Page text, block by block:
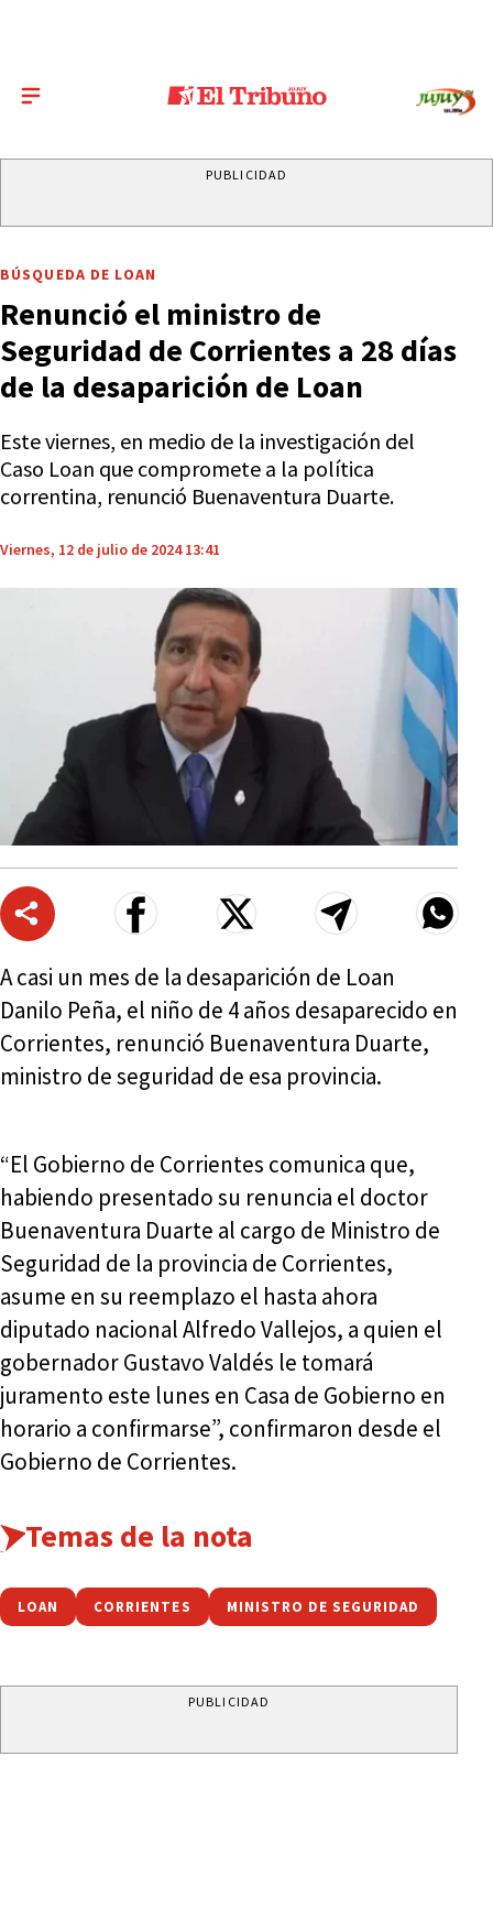
PUBLICIDAD
BÚSQUEDA DE LOAN
Renunció el ministro de
Seguridad de Corrientes a 28 días
de la desaparición de Loan
Este viernes, en medio de la investigación del
Caso Loan que compromete a la política
correntina, renunció Buenaventura Duarte.
Viernes, 12 de julio de 2024 13:41
A casi un mes de la desaparición de Loan
Danilo Peña, el niño de 4 años desaparecido en
Corrientes, renunció Buenaventura Duarte,
ministro de seguridad de esa provincia.
“El Gobierno de Corrientes comunica que,
habiendo presentado su renuncia el doctor
Buenaventura Duarte al cargo de Ministro de
Seguridad de la provincia de Corrientes,
asume en su reemplazo el hasta ahora
diputado nacional Alfredo Vallejos, a quien el
gobernador Gustavo Valdés le tomará
juramento este lunes en Casa de Gobierno en
horario a confirmarse”, confirmaron desde el
Gobierno de Corrientes.
Temas de la nota
LOAN CORRIENTES MINISTRO DE SEGURIDAD
PUBLICIDAD